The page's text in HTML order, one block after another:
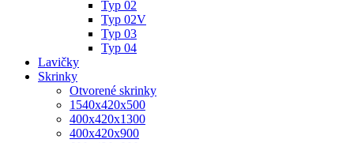
Typ 02
Typ 02V
Typ 03
Typ 04
Lavičky
Skrinky
Otvorené skrinky
1540x420x500
400x420x1300
400x420x900